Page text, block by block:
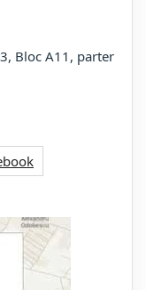
Bloc A11, parter